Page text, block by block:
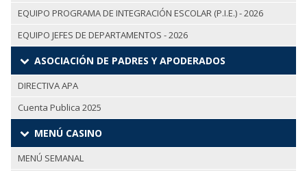
EQUIPO PROGRAMA DE INTEGRACIÓN ESCOLAR (P.I.E.) - 2026
EQUIPO JEFES DE DEPARTAMENTOS - 2026
ASOCIACIÓN DE PADRES Y APODERADOS
DIRECTIVA APA
Cuenta Publica 2025
MENÚ CASINO
MENÚ SEMANAL